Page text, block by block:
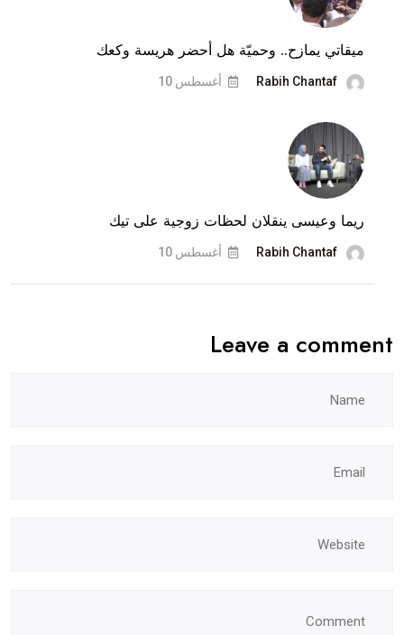
ميقاتي يمازح.. وحميّة هل أحضر هريسة وكعك
Rabih Chantaf أغسطس 10
ريما وعيسى ينقلان لحظات زوجية على تيك
Rabih Chantaf أغسطس 10
Leave a comment